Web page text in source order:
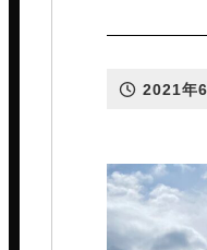
さんたんのリフ
リフォーム施工
投稿日
2021年